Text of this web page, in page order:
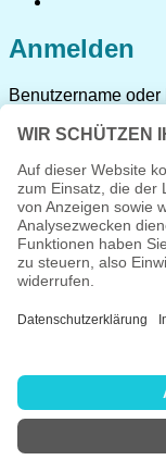
Anmelden
Benutzername
Angemeldet
Passwort
Registrieren
E-Mail-Adresse*
Passwort*
Ich habe die